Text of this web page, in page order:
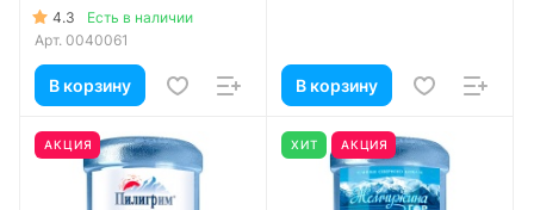
4.3
Есть в наличии
Арт. 0040061
В корзину В корзину
АКЦИЯ ХИТ АКЦИЯ